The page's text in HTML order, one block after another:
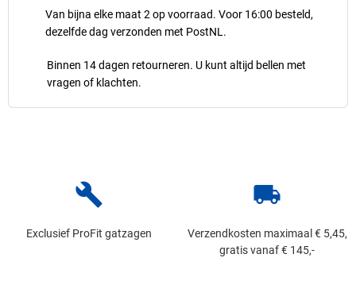
Van bijna elke maat 2 op voorraad. Voor 16:00 besteld,
dezelfde dag verzonden met PostNL.
Binnen 14 dagen retourneren. U kunt altijd bellen met
vragen of klachten.
build
Exclusief ProFit gatzagen
local_shipping
Verzendkosten maximaal € 5,45,
gratis vanaf € 145,-